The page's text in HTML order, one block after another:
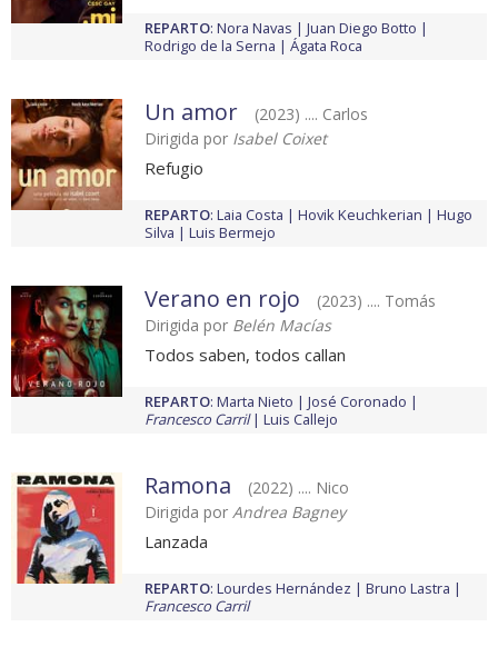
REPARTO: Nora Navas
Juan Diego Botto
Rodrigo de la Serna
Ágata Roca
Un amor
(2023) .... Carlos
Dirigida por Isabel Coixet
Refugio
REPARTO: Laia Costa Hovik Keuchkerian
Hugo
Silva
Luis Bermejo
Verano en rojo
(2023) .... Tomás
Dirigida por Belén Macías
Todos saben, todos callan
REPARTO: Marta Nieto
José Coronado
Francesco Carril
Luis Callejo
Ramona
(2022) .... Nico
Dirigida por Andrea Bagney
Lanzada
REPARTO: Lourdes Hernández
Bruno Lastra
Francesco Carril